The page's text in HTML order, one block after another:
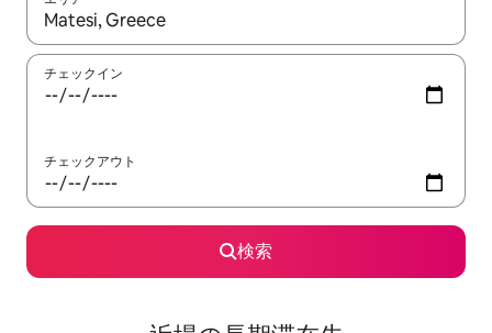
検索結果が表示されたら、上下の矢印キーを使って移動するか
チェックイン
チェックアウト
検索